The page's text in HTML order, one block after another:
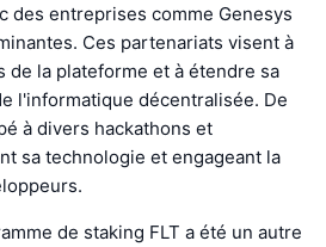
des entreprises comme Genesys
Ces partenariats visent à
de la plateforme et à étendre sa
l'informatique décentralisée. De
à divers hackathons et
sa technologie et engageant la
de staking FLT a été un autre